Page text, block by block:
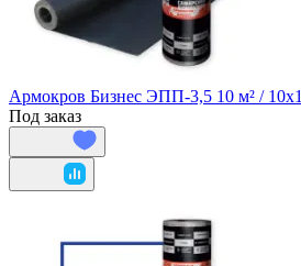
Армокров Бизнес ЭПП-3,5 10 м² / 10х1
Под заказ